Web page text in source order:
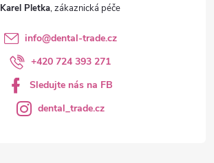
Karel Pletka
info@dental-trade.cz
+420 724 393 271
Sledujte nás na FB
dental_trade.cz